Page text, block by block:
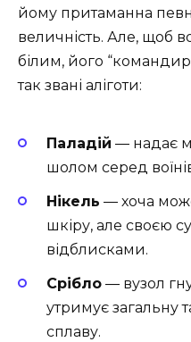
йому притаманна
величність. Але, щоб
білим, його
так звані аліготи:
Паладій ― надає
шолом серед
Нікель ― хоча
шкіру, але своєю
відблисками.
Срібло ― вузол
утримує загальну
сплаву.